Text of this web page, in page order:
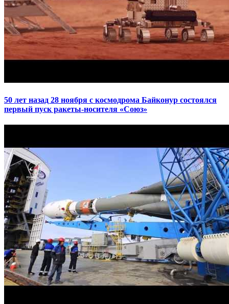
50 лет назад 28 ноября с космодрома Байконур состоялся
первый пуск ракеты-носителя «Союз»